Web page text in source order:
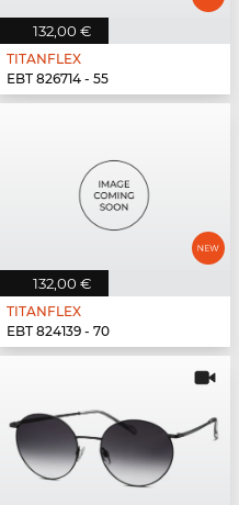
132,00 €
TITANFLEX
EBT 826714 - 55
132,00 €
TITANFLEX
EBT 824139 - 70